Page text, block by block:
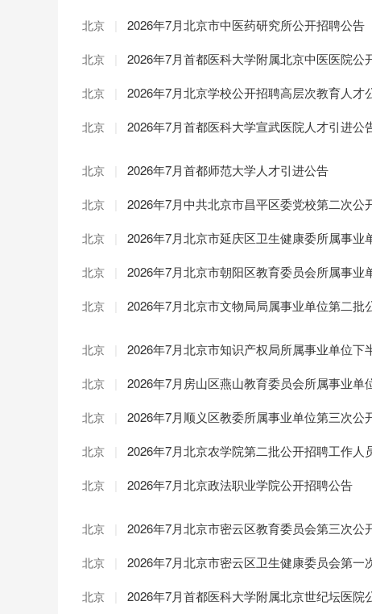
北京 2026年7月北京市中医药研究所公开招聘公告
北京 2026年7月首都医科大学附属北京中医医院公
北京 2026年7月北京学校公开招聘高层次教育人才
北京 2026年7月首都医科大学宣武医院人才引进公
北京 2026年7月首都师范大学人才引进公告
北京 2026年7月中共北京市昌平区委党校第二次公
北京 2026年7月北京市延庆区卫生健康委所属事业
北京 2026年7月北京市朝阳区教育委员会所属事
北京 2026年7月北京市文物局局属事业单位第二批
北京 2026年7月北京市知识产权局所属事业单位下
北京 2026年7月房山区燕山教育委员会所属事业单
北京 2026年7月顺义区教委所属事业单位第三次公
北京 2026年7月北京农学院第二批公开招聘工作人
北京 2026年7月北京政法职业学院公开招聘公告
北京 2026年7月北京市密云区教育委员会第三次公
北京 2026年7月北京市密云区卫生健康委员会第
北京 2026年7月首都医科大学附属北京世纪坛医院